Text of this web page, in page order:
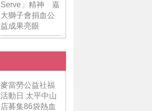
Serve」精神 嘉
大獅子會捐血公
益成果亮眼
麥當勞公益社福
活動日 太平中山
店募集86袋熱血